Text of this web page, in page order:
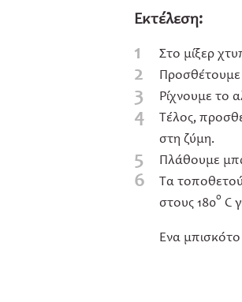
Εκτέλεση:
1 Στο μίξερ
2 Προσθέτουμε
3 Ρίχνουμε το
4
Τέλος,
στη ζύμη.
5 Πλάθουμε
6
Τα
στους 180ο C
Ένα μπισκότο